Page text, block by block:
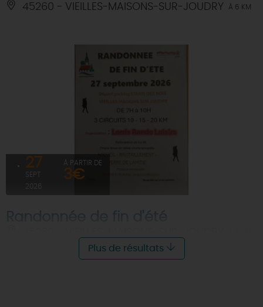
45260 - VIEILLES-MAISONS-SUR-JOUDRY À 6 KM
27
SEPT
2026
À PARTIR DE
3€
Plus de résultats